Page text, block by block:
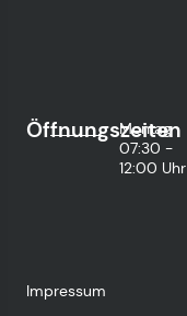
Öffnungszeiten
Montag
07:30 -
12:00 Uhr
Impressum